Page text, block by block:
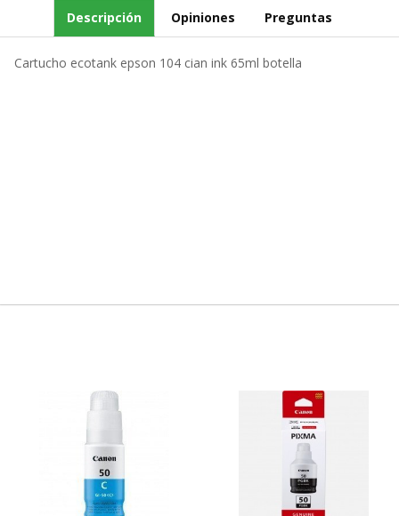
Descripción Opiniones Preguntas
Cartucho ecotank epson 104 cian ink 65ml botella